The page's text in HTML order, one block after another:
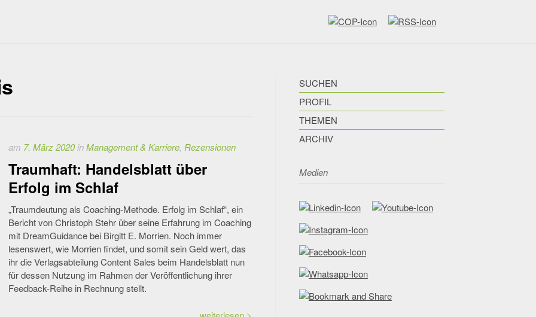
am 7. März 2020inManagement & Karriere, Rezensionen
Traumhaft: Handelsblatt über
Erfolg im Schlaf
„Traumdeutung als Coaching-Methode. Erfolg im Schlaf“, ein
Bericht von Christoph Stehr über seine Erfahrung im Coaching
mit DreamGuidance bei Birgitt E. Morrien. Noch immer
lesenswert, wie Morrien findet, und somit sein Geld wert, das
ihr die Verlagsabteilung Content Sales beim Handelsblatt nun
für dessen Nutzung im Rahmen der Veröffentlichung ihrer
Feedback-Reihe in Rechnung stellt.
SUCHEN
PROFIL
THEMEN
ARCHIV
Medien